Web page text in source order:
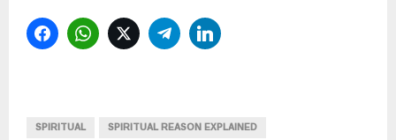
FacebookWhatsAppTwitterTelegram
SPIRITUAL
SPIRITUAL REASON EXPLAINED